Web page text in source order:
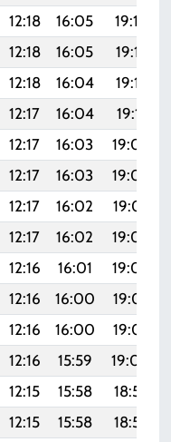
12:18 16:05 19:14
12:18 16:05 19:13
12:18 16:04 19:12
12:17 16:04 19:11
12:17 16:03 19:09
12:17 16:03 19:08
12:17 16:02 19:07
12:17 16:02 19:06
12:16 16:01 19:04
12:16 16:00 19:03
12:16 16:00 19:02
12:16 15:59 19:00
12:15 15:58 18:59
12:15 15:58 18:57